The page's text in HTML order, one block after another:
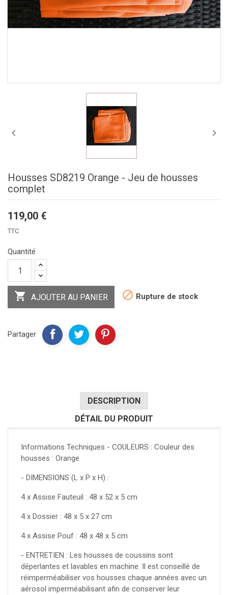
 
Housses SD8219 Orange - Jeu de housses
complet
119,00 €
TTC
Quantité
 AJOUTER AU PANIER  Rupture de stock
Partager
DESCRIPTION
DÉTAIL DU PRODUIT
Informations Techniques - COULEURS : Couleur des
housses : Orange
- DIMENSIONS (L x P x H) :
4 x Assise Fauteuil : 48 x 52 x 5 cm
4 x Dossier : 48 x 5 x 27 cm
4 x Assise Pouf : 48 x 48 x 5 cm
- ENTRETIEN : Les housses de coussins sont
déperlantes et lavables en machine. Il est conseillé de
réimperméabiliser vos housses chaque années avec un
aérosol imperméabilisant afin de conserver leur